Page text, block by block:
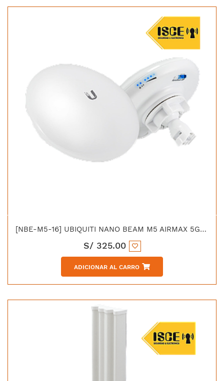
[NBE-M5-16] UBIQUITI NANO BEAM M5 AIRMAX 5GHZ ANT. 16 DBI
S/ 325.00
ADICIONAR AL CARRO